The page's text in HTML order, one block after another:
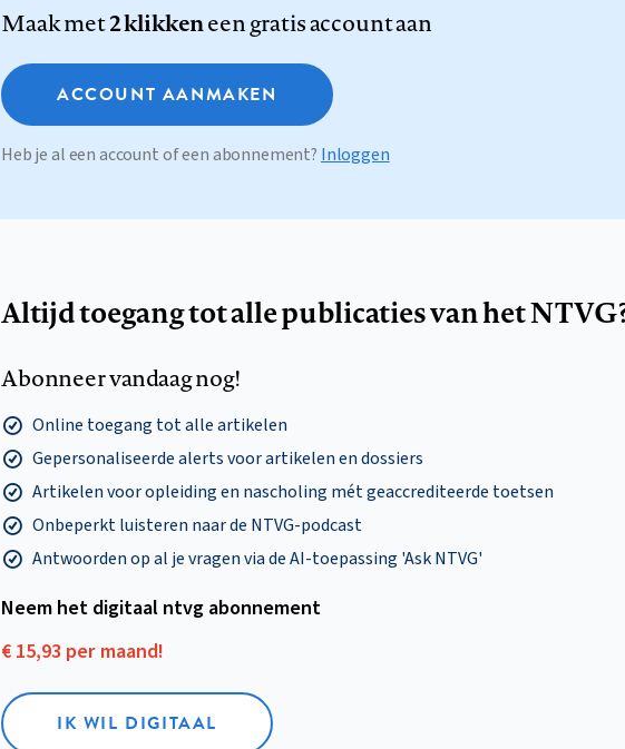
Maak met2 klikkeneen gratis account aan
ACCOUNT AANMAKEN
Heb je al een account of een abonnement? Inloggen
Altijd toegang tot alle publicaties van het
Abonneer vandaag nog!
Online toegang tot alle artikelen
Gepersonaliseerde alerts voor artikelen en dossiers
Artikelen voor opleiding en nascholing mét geaccrediteerde toetsen
Onbeperkt luisteren naar de NTVG-podcast
Antwoorden op al je vragen via de AI-toepassing 'Ask NTVG'
Neem het digitaal ntvg abonnement
€ 15,93 per maand!
IK WIL DIGITAAL